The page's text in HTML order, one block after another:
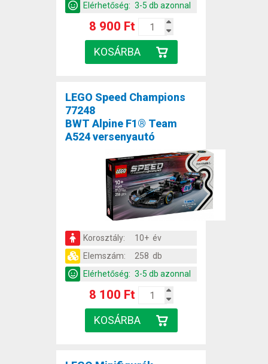
Elérhetőség: 3-5 db azonnal
8 900 Ft
LEGO Speed Champions
77248
BWT Alpine F1® Team
A524 versenyautó
Korosztály:
10+ év
Elemszám:
258 db
Elérhetőség: 3-5 db azonnal
8 100 Ft